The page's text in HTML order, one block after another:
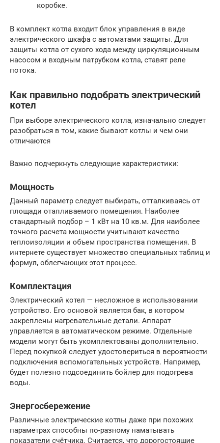
коробке.
В комплект котла входит блок управления в виде
электрического шкафа с автоматами защиты. Для
защиты котла от сухого хода между циркуляционным
насосом и входным патрубком котла, ставят реле
потока.
Как правильно подобрать электрический
котел
При выборе электрического котла, изначально следует
разобраться в том, какие бывают котлы и чем они
отличаются
Важно подчеркнуть следующие характеристики:
Мощность
Данный параметр следует выбирать, отталкиваясь от
площади отапливаемого помещения. Наиболее
стандартный подбор – 1 кВт на 10 кв.м. Для наиболее
точного расчета мощности учитывают качество
теплоизоляции и объем пространства помещения. В
интернете существует множество специальных таблиц и
формул, облегчающих этот процесс.
Комплектация
Электрический котел — несложное в использовании
устройство. Его основой является бак, в котором
закреплены нагревательные детали. Аппарат
управляется в автоматическом режиме. Отдельные
модели могут быть укомплектованы дополнительно.
Перед покупкой следует удостовериться в вероятности
подключения вспомогательных устройств. Например,
будет полезно подсоединить бойлер для подогрева
воды.
Энергосбережение
Различные электрические котлы даже при похожих
параметрах способны по-разному наматывать
показатели счётчика. Считается, что дорогостоящие